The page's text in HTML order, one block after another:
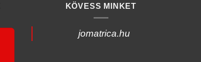
KÖVESS MINKET
jomatrica.hu